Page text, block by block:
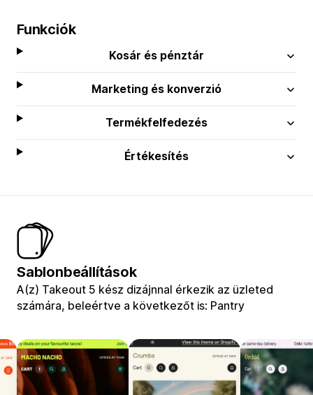
Funkciók
Kosár és pénztár
Marketing és konverzió
Termékfelfedezés
Értékesítés
Sablonbeállítások
A(z) Takeout 5 kész dizájnnal érkezik az üzleted
számára, beleértve a következőt is: Pantry